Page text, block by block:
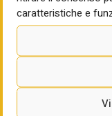
caratteristiche e
lavoro della
Attualmente, le
L’organico
ancora di tredici
nel bilancio di metà
completamento. Ma
operatività, il tema